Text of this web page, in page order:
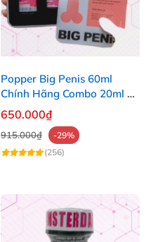
Popper Big Penis 60ml
Chính Hãng Combo 20ml +
40ml Tăng Khoái Cảm Cho
Top & Bot
650.000₫
915.000₫
-29%
(256)